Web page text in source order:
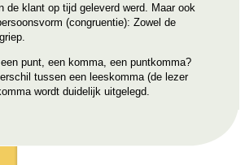
de klant op tijd geleverd werd. Maar ook
(congruentie): Zowel de
punt, een komma, een puntkomma?
tussen een leeskomma (de lezer
wordt duidelijk uitgelegd.